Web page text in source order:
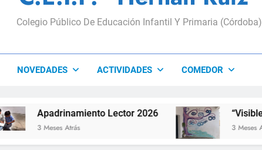
Colegio Público De Educación Infantil Y Primaria (Córdoba)
NOVEDADES ACTIVIDADES COMEDOR
Apadrinamiento Lector 2026
3 Meses Atrás
“Visibles Sí”
3 Meses Atrás